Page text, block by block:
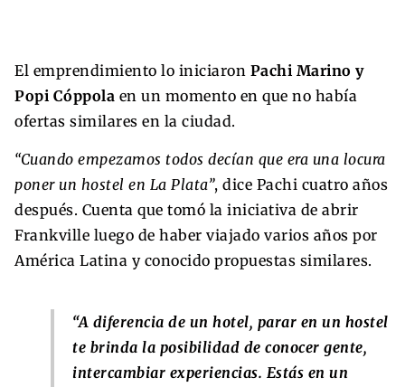
El emprendimiento lo iniciaron Pachi Marino y
Popi Cóppola en un momento en que no había
ofertas similares en la ciudad.
“Cuando empezamos todos decían que era una locura
poner un hostel en La Plata”, dice Pachi cuatro años
después. Cuenta que tomó la iniciativa de abrir
Frankville luego de haber viajado varios años por
América Latina y conocido propuestas similares.
“A diferencia de un hotel, parar en un hostel
te brinda la posibilidad de conocer gente,
intercambiar experiencias. Estás en un